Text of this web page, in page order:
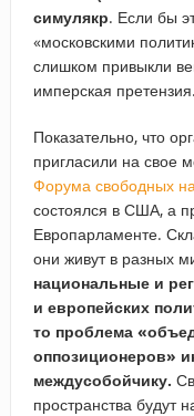
симулякр. Если бы
«московскими
слишком привыкли
имперская претензия.
Показательно, что
пригласили на свое
Форума свободных
состоялся в США, а
Европарламенте.
они живут в разных
национальные и
и европейских
то проблема
оппозиционеров»
междусобойчику.
пространства будут